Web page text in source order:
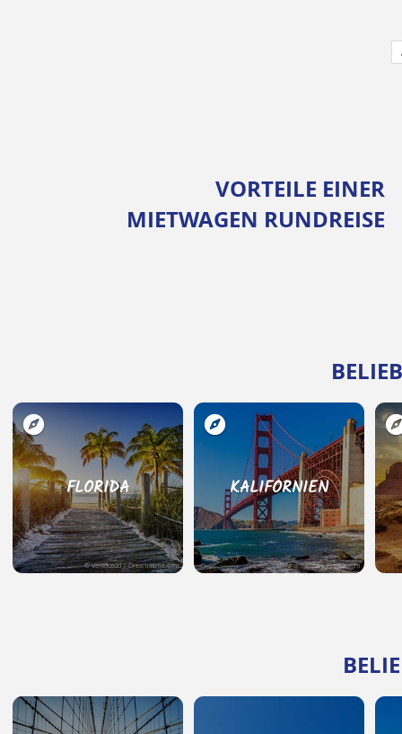
VORTEILE EINER
MIETWAGEN RUNDREISE
FLORIDA
© Ventdusud | Dreamstime.com
KALIFORNIEN
© lunamarina | Fotolia.com